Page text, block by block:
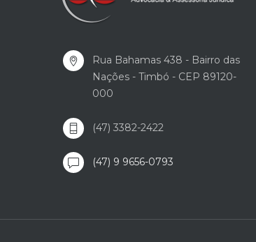
Rua Bahamas 438 - Bairro das
Nações - Timbó - CEP 89120-
000
(47) 3382-2422
(47) 9 9656-0793